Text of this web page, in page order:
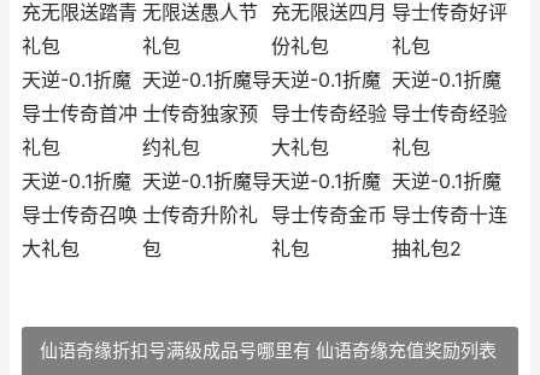
充无限送踏青
礼包
无限送愚人节
礼包
充无限送四月
份礼包
导士传奇好评
礼包
天逆-0.1折魔
导士传奇首冲
礼包
天逆-0.1折魔导
士传奇独家预
约礼包
天逆-0.1折魔
导士传奇经验
大礼包
天逆-0.1折魔
导士传奇经验
礼包
天逆-0.1折魔
导士传奇召唤
大礼包
天逆-0.1折魔导
士传奇升阶礼
包
天逆-0.1折魔
导士传奇金币
礼包
天逆-0.1折魔
导士传奇十连
抽礼包2
仙语奇缘折扣号满级成品号哪里有 仙语奇缘充值奖励列表